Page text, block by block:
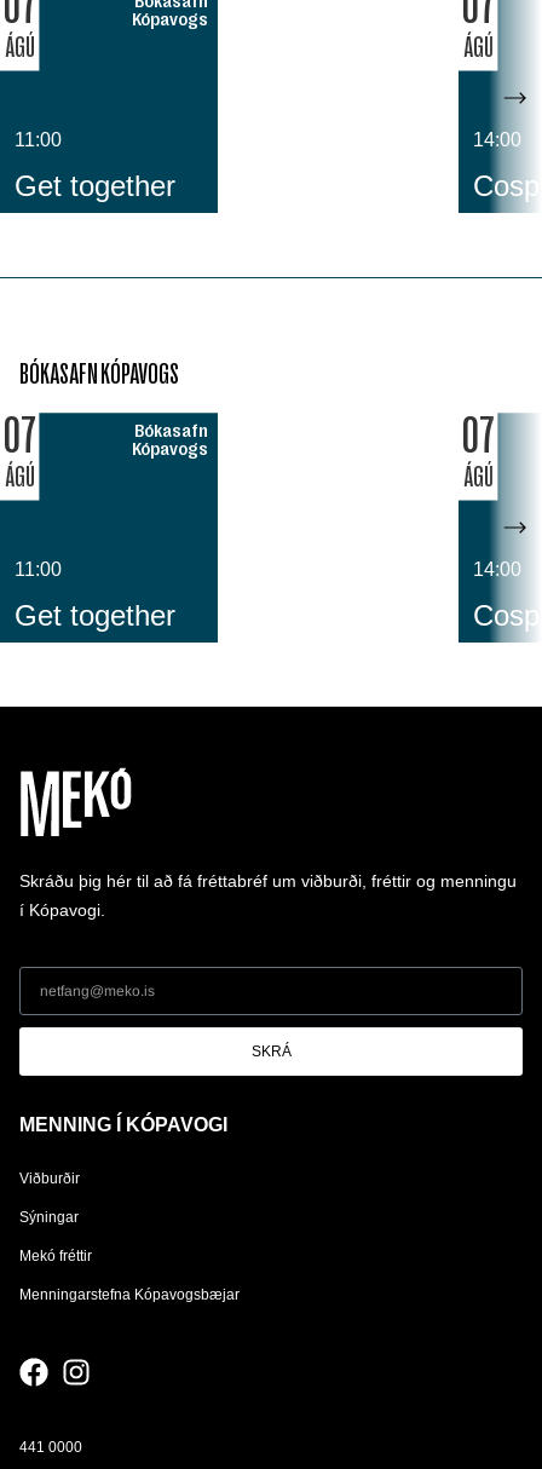
ÁGÚ
Kópavogs
11:00
Get together
ÁGÚ
14:00
BÓKASAFN KÓPAVOGS
07
ÁGÚ
Bókasafn
Kópavogs
11:00
Get together
07
ÁGÚ
14:00
Skráðu þig hér til að fá fréttabréf um viðburði, fréttir og menningu
í Kópavogi.
SKRÁ
MENNING Í KÓPAVOGI
Viðburðir
Sýningar
Mekó fréttir
Menningarstefna Kópavogsbæjar
441 0000